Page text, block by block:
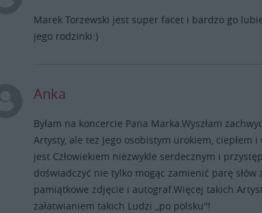
Marek Torzewski jest super facet i bardzo go
jego rodzinki:)
Anka
Byłam na koncercie Pana Marka.Wyszłam
Artysty, ale też Jego osobistym urokiem, ciepłem
jest Człowiekiem niezwykle serdecznym i
doświadczyć nie tylko mogąc zamienić parę
pamiątkowe zdjęcie i autograf.Więcej takich
załatwianiem takich Ludzi ,,po polsku''!